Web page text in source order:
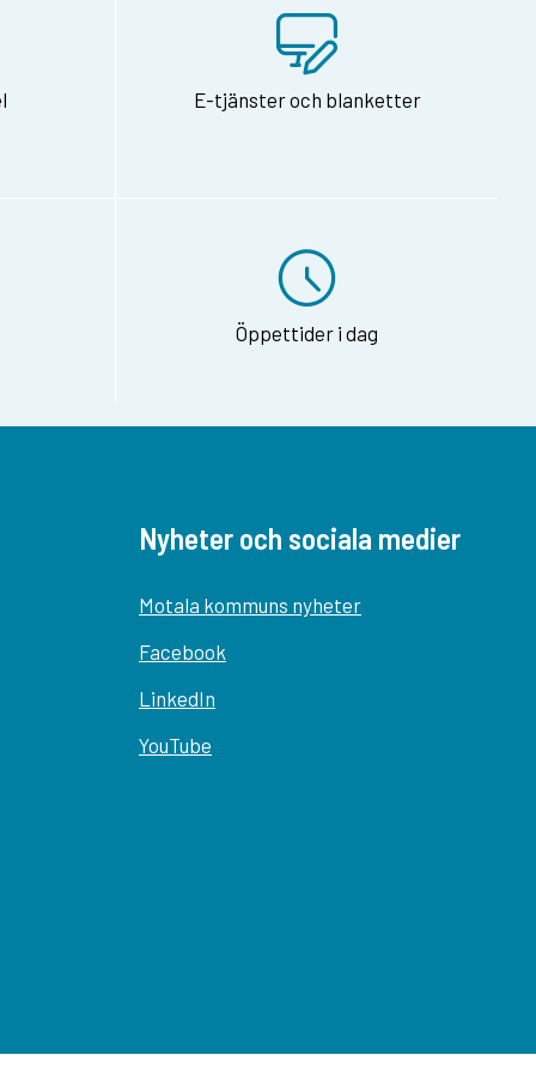
E-tjänster och blanketter
Öppettider i dag
Nyheter och sociala medier
Motala kommuns nyheter
Facebook
LinkedIn
YouTube